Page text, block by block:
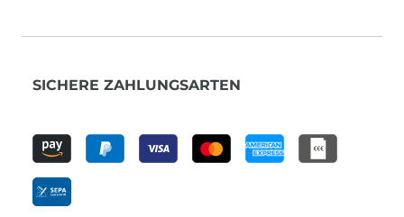
SICHERE ZAHLUNGSARTEN